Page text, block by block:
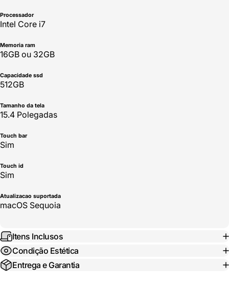
Processador
Intel Core i7
Memoria ram
16GB ou 32GB
Capacidade ssd
512GB
Tamanho da tela
15.4 Polegadas
Touch bar
Sim
Touch id
Sim
Atualizacao suportada
macOS Sequoia
Itens Inclusos
Condição Estética
Entrega e Garantia